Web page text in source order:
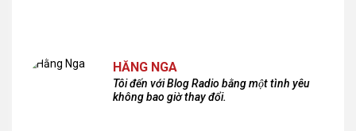
HẰNG NGA
Tôi đến với Blog Radio bằng một tình yêu
không bao giờ thay đổi.